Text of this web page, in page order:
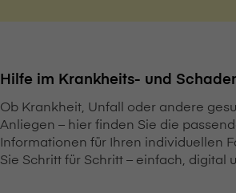
Hilfe im Krankheits- und
Ob Krankheit, Unfall oder andere
Anliegen – hier finden Sie die
Informationen für Ihren individuellen
Sie Schritt für Schritt – einfach, digital